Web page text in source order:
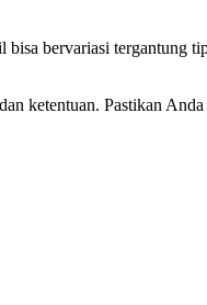
bervariasi tergantung
ketentuan. Pastikan